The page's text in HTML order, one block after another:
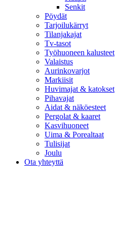
Senkit
Pöydät
Tarjoilukärryt
Tilanjakajat
Tv-tasot
Työhuoneen kalusteet
Valaistus
Aurinkovarjot
Markiisit
Huvimajat & katokset
Pihavajat
Aidat & näköesteet
Pergolat & kaaret
Kasvihuoneet
Uima & Porealtaat
Tulisijat
Joulu
Ota yhteyttä